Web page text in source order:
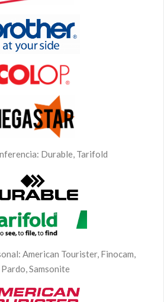
Durable, Tarifold
American Tourister, Finocam,
Samsonite